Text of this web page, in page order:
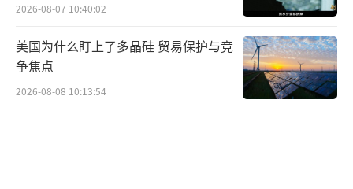
2026-08-07 10:40:02
美国为什么盯上了多晶硅 贸易保护与竞
争焦点
2026-08-08 10:13:54